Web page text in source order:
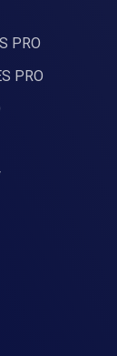
PRO
PRO